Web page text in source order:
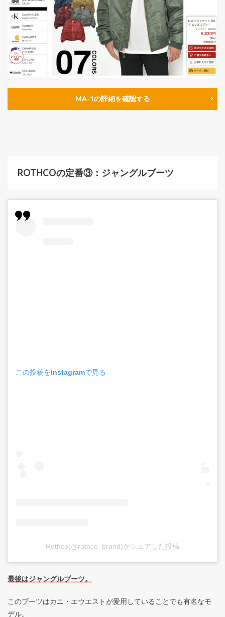
MA-1の詳細を確認する
ROTHCOの定番③：ジャングルブーツ
この投稿をInstagramで見る
Rothco(@rothco_brand)がシェアした投稿
最後はジャングルブーツ。
このブーツはカニ・エウエストが愛用していることでも有名なモ
デル。